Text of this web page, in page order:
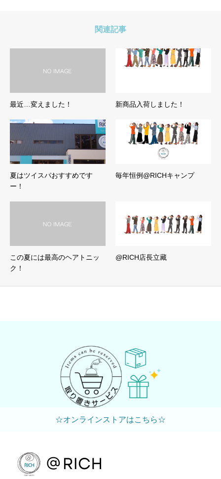
関連記事
最近…変えました！ 新商品入荷しました！
夏はツイスパおすすめです
ー！
毎年恒例@RICHキャンプ
この夏には最高のヘアトニッ
ク！
@RICH店長立藏
☆オンラインストアはこちら☆